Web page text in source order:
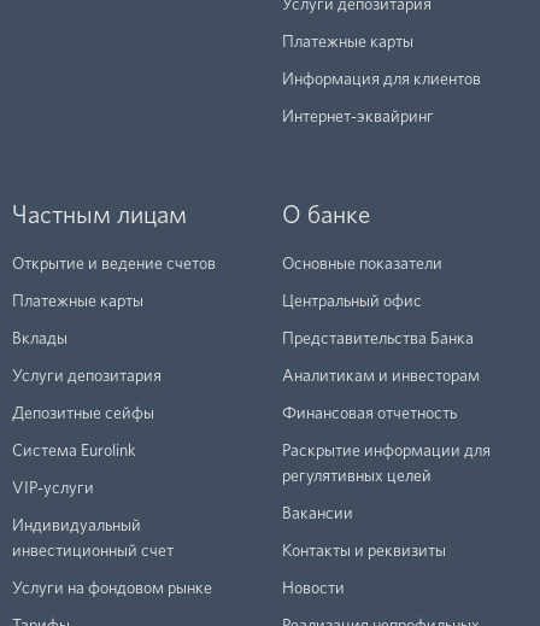
Услуги депозитария
Платежные карты
Информация для клиентов
Интернет-эквайринг
Частным лицам
Открытие и ведение счетов
Платежные карты
Вклады
Услуги депозитария
Депозитные сейфы
Система Eurolink
VIP-услуги
Индивидуальный
инвестиционный счет
Услуги на фондовом рынке
О банке
Основные показатели
Центральный офис
Представительства Банка
Аналитикам и инвесторам
Финансовая отчетность
Раскрытие информации для
регулятивных целей
Вакансии
Контакты и реквизиты
Новости